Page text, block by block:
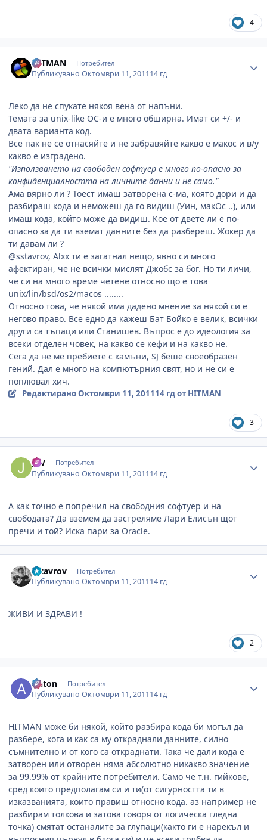
4
HITMAN Потребител
ПубликуваноОктомври 11, 201114 гд
Леко да не спукате някоя вена от напъни.
Темата за unix-like ОС-и е много обширна. Имат си +/- и
двата варианта код.
Все пак не се отнасяйте и не забравяйте какво е макос и в/у
какво е изградено.
"Използването на свободен софтуер е много по-опасно за
конфиденциалността на личните данни и не само."
Ама вярно ли ? Тоест имаш затворена с-ма, която дори и да
разбираш кода и неможеш да го видиш (Уин, макОс ..), или
имаш кода, който може да видиш. Кое от двете ли е по-
опасно за да ти вземат данните без да разбереш. Жокер да
ти давам ли ?
@sstavrov, Alxx ти е загатнал нещо, явно си много
афектиран, че не всички мислят Джобс за бог. Но ти личи,
че си на много време четене относно що е това
unix/lin/bsd/os2/macos ........
Относно това, че някой има дадено мнение за някой си е
негово право. Все едно да кажеш Бат Бойко е велик, всички
други са тъпаци или Станишев. Въпрос е до идеология за
всеки отделен човек, на какво се кефи и на какво не.
Сега да не ме пребиете с камъни, SJ беше своеобразен
гений. Дал е много на компютърния свят, но и не си е
поплювал хич.
РедактираноОктомври 11, 201114 гдот HITMAN
3
JVV Потребител
ПубликуваноОктомври 11, 201114 гд
А как точно е попречил на свободния софтуер и на
свободата? Да вземем да застреляме Лари Елисън щот
пречи и той? Иска пари за Oracle.
sstavrov Потребител
ПубликуваноОктомври 11, 201114 гд
ЖИВИ И ЗДРАВИ !
2
Anton Потребител
ПубликуваноОктомври 11, 201114 гд
HITMAN може би някой, който разбира кода би могъл да
разбере, кога и как са му откраднали данните, силно
съмнително и от кого са откраднати. Така че дали кода е
затворен или отворен няма абсолютно никакво значение
за 99.99% от крайните потребители. Само че т.н. гийкове,
сред които предполагам си и ти(от сигурността ти в
изказванията, които правиш относно кода. аз например не
разбирам толкова и затова говоря от логическа гледна
точка) смятат останалите за глупаци(както ги е нарекъл и